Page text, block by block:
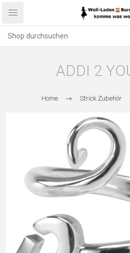
ADDI 2
Home Strick Zubehör